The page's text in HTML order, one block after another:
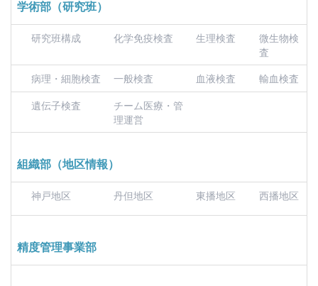
学術部（研究班）
研究班構成 化学免疫検査 生理検査
微生物検
査
病理・細胞検査
一般検査 血液検査
輸血検査
遺伝子検査
チーム医療・管
理運営
組織部（地区情報）
神戸地区 丹但地区 東播地区 西播地区
精度管理事業部